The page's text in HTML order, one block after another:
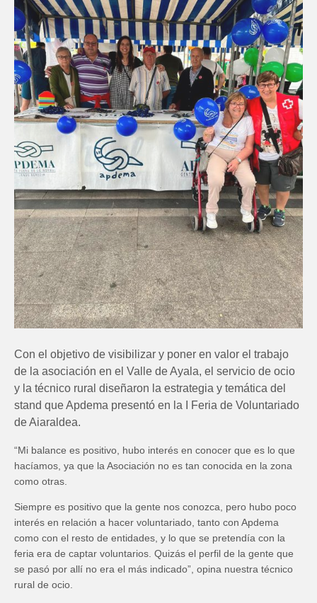
Con el objetivo de visibilizar y poner en valor el trabajo
de la asociación en el Valle de Ayala, el servicio de ocio
y la técnico rural diseñaron la estrategia y temática del
stand que Apdema presentó en la I Feria de Voluntariado
de Aiaraldea.
“Mi balance es positivo, hubo interés en conocer que es lo que
hacíamos, ya que la Asociación no es tan conocida en la zona
como otras.
Siempre es positivo que la gente nos conozca, pero hubo poco
interés en relación a hacer voluntariado, tanto con Apdema
como con el resto de entidades, y lo que se pretendía con la
feria era de captar voluntarios. Quizás el perfil de la gente que
se pasó por allí no era el más indicado”, opina nuestra técnico
rural de ocio.